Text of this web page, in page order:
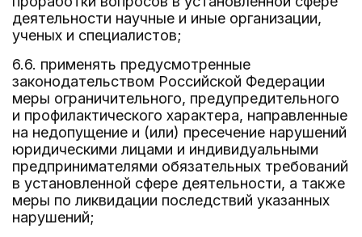
деятельности научные и иные организации,
ученых и специалистов;
6.6. применять предусмотренные
законодательством Российской Федерации
меры ограничительного, предупредительного
и профилактического характера, направленные
на недопущение и (или) пресечение нарушений
юридическими лицами и индивидуальными
предпринимателями обязательных требований
в установленной сфере деятельности, а также
меры по ликвидации последствий указанных
нарушений;